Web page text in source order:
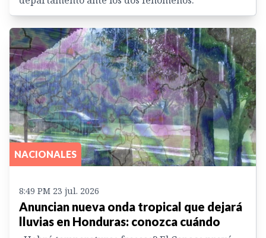
NACIONALES
8:49 PM 23 jul. 2026
Anuncian nueva onda tropical que dejará
lluvias en Honduras: conozca cuándo